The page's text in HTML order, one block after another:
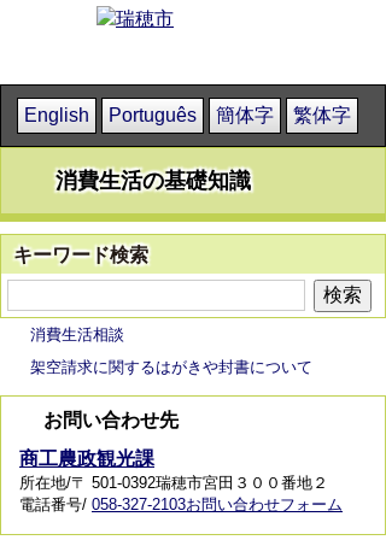
English Português 簡体字 繁体字
消費生活の基礎知識
キーワード検索
消費生活相談
架空請求に関するはがきや封書について
お問い合わせ先
商工農政観光課
所在地/〒 501-0392瑞穂市宮田３００番地２
電話番号/ 058-327-2103お問い合わせフォーム